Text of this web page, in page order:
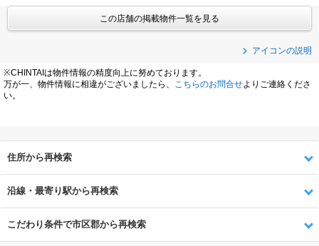
この店舗の掲載物件一覧を見る
アイコンの説明
※CHINTAIは物件情報の精度向上に努めております。
万が一、物件情報に相違がございましたら、
こちらのお問合せよりご連絡くださ
い。
住所から再検索
沿線・最寄り駅から再検索
こだわり条件で市区郡から再検索